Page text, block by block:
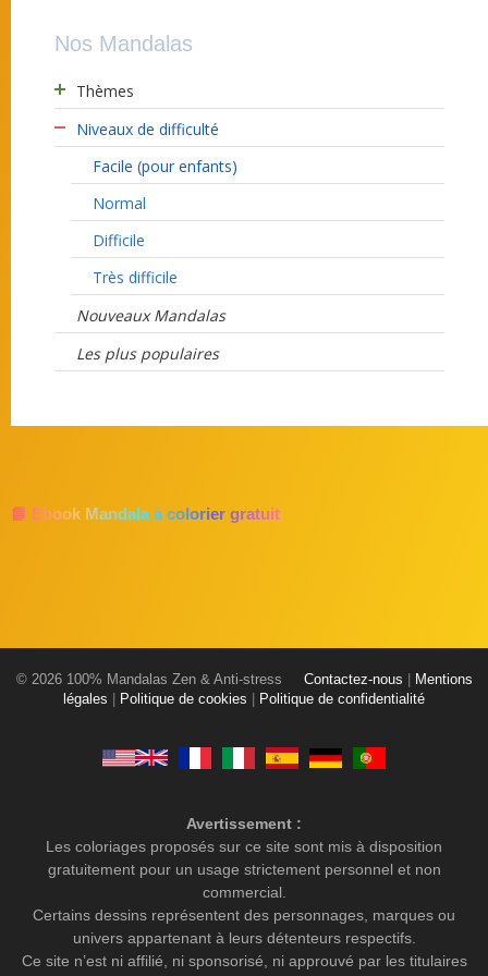
Nos Mandalas
Thèmes
Niveaux de difficulté
Facile (pour enfants)
Normal
Difficile
Très difficile
Nouveaux Mandalas
Les plus populaires
📘 Ebook Mandala à colorier gratuit
© 2026 100% Mandalas Zen & Anti-stress Contactez-nous
Mentions
légales
Politique de cookies Politique de confidentialité
Avertissement :
Les coloriages proposés sur ce site sont mis à disposition
gratuitement pour un usage strictement personnel et non
commercial.
Certains dessins représentent des personnages, marques ou
univers appartenant à leurs détenteurs respectifs.
Ce site n’est ni affilié, ni sponsorisé, ni approuvé par les titulaires